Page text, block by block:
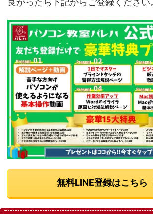
良かったら下記からご登録ください
無料LINE登録はこちら